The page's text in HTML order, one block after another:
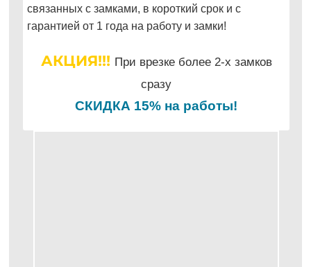
связанных с замками, в короткий срок и с
гарантией от 1 года на работу и замки!
АКЦИЯ!!! При врезке более 2-х замков
сразу
СКИДКА 15% на работы!